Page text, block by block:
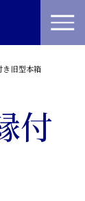
き旧型本箱
付